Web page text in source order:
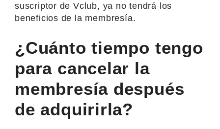
suscriptor de Vclub, ya no tendrá los
beneficios de la membresía.
¿Cuánto tiempo tengo
para cancelar la
membresía después
de adquirirla?